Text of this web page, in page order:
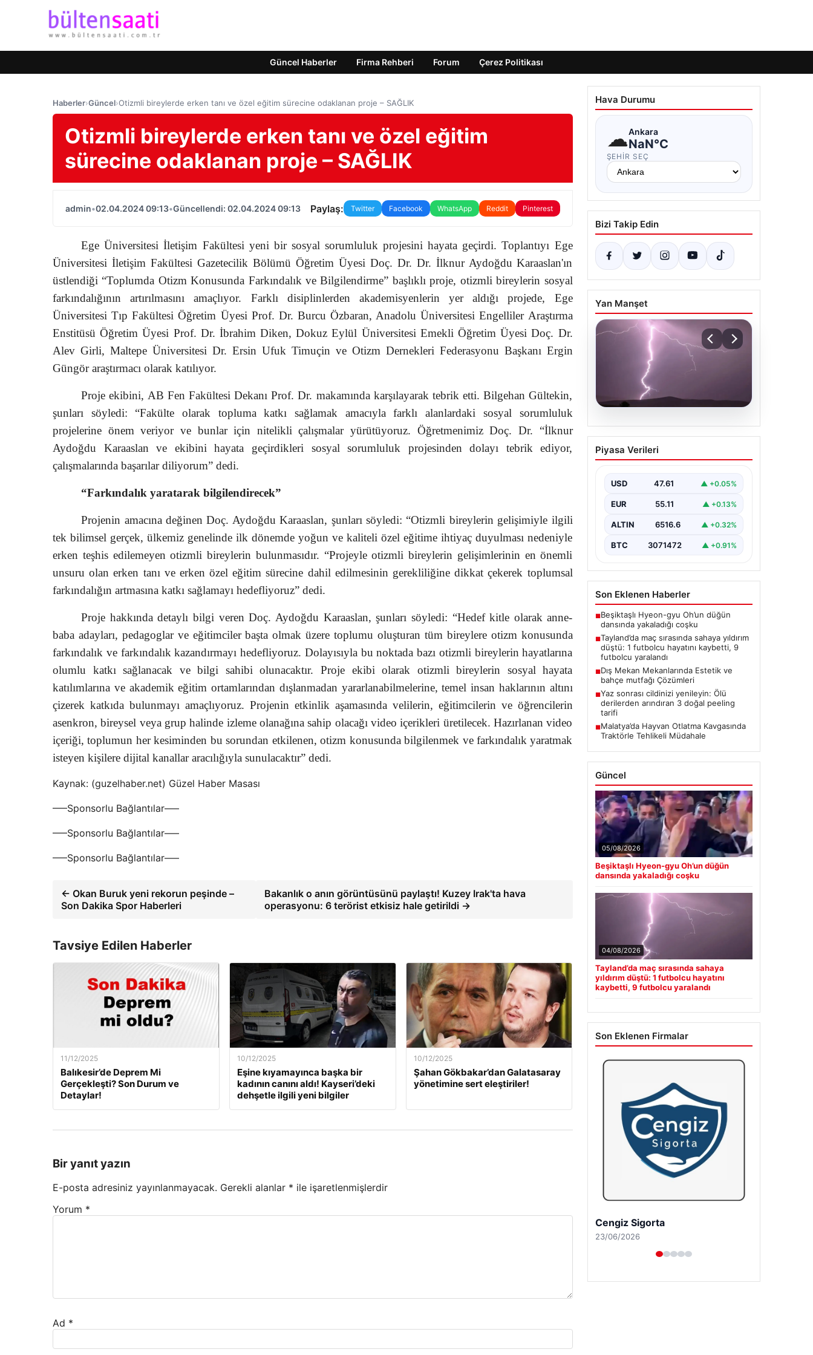
Güncel Haberler Firma Rehberi Forum Çerez Politikası
Haberler›Güncel›Otizmli bireylerde erken tanı ve özel eğitim sürecine odaklanan proje – SAĞLIK
Otizmli bireylerde erken tanı ve özel eğitim
sürecine odaklanan proje – SAĞLIK
admin•02.04.2024 09:13•Güncellendi: 02.04.2024 09:13 Paylaş: Twitter Facebook WhatsApp Reddit Pinterest
Ege Üniversitesi İletişim Fakültesi yeni bir sosyal sorumluluk projesini hayata geçirdi. Toplantıyı Ege
Üniversitesi İletişim Fakültesi Gazetecilik Bölümü Öğretim Üyesi Doç. Dr. Dr. İlknur Aydoğdu Karaaslan'ın
üstlendiği “Toplumda Otizm Konusunda Farkındalık ve Bilgilendirme” başlıklı proje, otizmli bireylerin sosyal
farkındalığının artırılmasını amaçlıyor. Farklı disiplinlerden akademisyenlerin yer aldığı projede, Ege
Üniversitesi Tıp Fakültesi Öğretim Üyesi Prof. Dr. Burcu Özbaran, Anadolu Üniversitesi Engelliler Araştırma
Enstitüsü Öğretim Üyesi Prof. Dr. İbrahim Diken, Dokuz Eylül Üniversitesi Emekli Öğretim Üyesi Doç. Dr.
Alev Girli, Maltepe Üniversitesi Dr. Ersin Ufuk Timuçin ve Otizm Dernekleri Federasyonu Başkanı Ergin
Güngör araştırmacı olarak katılıyor.
Proje ekibini, AB Fen Fakültesi Dekanı Prof. Dr. makamında karşılayarak tebrik etti. Bilgehan Gültekin,
şunları söyledi: “Fakülte olarak topluma katkı sağlamak amacıyla farklı alanlardaki sosyal sorumluluk
projelerine önem veriyor ve bunlar için nitelikli çalışmalar yürütüyoruz. Öğretmenimiz Doç. Dr. “İlknur
Aydoğdu Karaaslan ve ekibini hayata geçirdikleri sosyal sorumluluk projesinden dolayı tebrik ediyor,
çalışmalarında başarılar diliyorum” dedi.
“Farkındalık yaratarak bilgilendirecek”
Projenin amacına değinen Doç. Aydoğdu Karaaslan, şunları söyledi: “Otizmli bireylerin gelişimiyle ilgili
tek bilimsel gerçek, ülkemiz genelinde ilk dönemde yoğun ve kaliteli özel eğitime ihtiyaç duyulması nedeniyle
erken teşhis edilemeyen otizmli bireylerin bulunmasıdır. “Projeyle otizmli bireylerin gelişimlerinin en önemli
unsuru olan erken tanı ve erken özel eğitim sürecine dahil edilmesinin gerekliliğine dikkat çekerek toplumsal
farkındalığın artmasına katkı sağlamayı hedefliyoruz” dedi.
Proje hakkında detaylı bilgi veren Doç. Aydoğdu Karaaslan, şunları söyledi: “Hedef kitle olarak anne-
baba adayları, pedagoglar ve eğitimciler başta olmak üzere toplumu oluşturan tüm bireylere otizm konusunda
farkındalık ve farkındalık kazandırmayı hedefliyoruz. Dolayısıyla bu noktada bazı otizmli bireylerin hayatlarına
olumlu katkı sağlanacak ve bilgi sahibi olunacaktır. Proje ekibi olarak otizmli bireylerin sosyal hayata
katılımlarına ve akademik eğitim ortamlarından dışlanmadan yararlanabilmelerine, temel insan haklarının altını
çizerek katkıda bulunmayı amaçlıyoruz. Projenin etkinlik aşamasında velilerin, eğitimcilerin ve öğrencilerin
asenkron, bireysel veya grup halinde izleme olanağına sahip olacağı video içerikleri üretilecek. Hazırlanan video
içeriği, toplumun her kesiminden bu sorundan etkilenen, otizm konusunda bilgilenmek ve farkındalık yaratmak
isteyen kişilere dijital kanallar aracılığıyla sunulacaktır” dedi.
Kaynak: (guzelhaber.net) Güzel Haber Masası
—–Sponsorlu Bağlantılar—–
—–Sponsorlu Bağlantılar—–
—–Sponsorlu Bağlantılar—–
← Okan Buruk yeni rekorun peşinde –
Son Dakika Spor Haberleri
Bakanlık o anın görüntüsünü paylaştı! Kuzey Irak'ta hava
operasyonu: 6 terörist etkisiz hale getirildi →
Tavsiye Edilen Haberler
11/12/2025
Balıkesir’de Deprem Mi
Gerçekleşti? Son Durum ve
Detaylar!
10/12/2025
Eşine kıyamayınca başka bir
kadının canını aldı! Kayseri’deki
dehşetle ilgili yeni bilgiler
10/12/2025
Şahan Gökbakar’dan Galatasaray
yönetimine sert eleştiriler!
Bir yanıt yazın
E-posta adresiniz yayınlanmayacak. Gerekli alanlar * ile işaretlenmişlerdir
Yorum *
Ad *
Hava Durumu
☁Ankara
NaN°C
ŞEHIR SEÇ
Bizi Takip Edin
Yan Manşet
04.08.2026
Tayland’da maç
sırasında sahaya yıldırım
hayatını kaybetti, 9
futbolcu yaralandı
Piyasa Verileri
USD 47.61 ▲ +0.05%
EUR 55.11 ▲ +0.13%
ALTIN 6516.6 ▲ +0.32%
BTC 3071472 ▲ +0.91%
Son Eklenen Haberler
■Beşiktaşlı Hyeon-gyu Oh’un düğün
dansında yakaladığı coşku
■Tayland’da maç sırasında sahaya yıldırım
düştü: 1 futbolcu hayatını kaybetti, 9
futbolcu yaralandı
■Dış Mekan Mekanlarında Estetik ve
bahçe mutfağı Çözümleri
■Yaz sonrası cildinizi yenileyin: Ölü
derilerden arındıran 3 doğal peeling
tarifi
■Malatya’da Hayvan Otlatma Kavgasında
Traktörle Tehlikeli Müdahale
Güncel
05/08/2026
Beşiktaşlı Hyeon-gyu Oh’un düğün
dansında yakaladığı coşku
04/08/2026
Tayland’da maç sırasında sahaya
yıldırım düştü: 1 futbolcu hayatını
kaybetti, 9 futbolcu yaralandı
Son Eklenen Firmalar
Hastaş Beton
26/05/2026